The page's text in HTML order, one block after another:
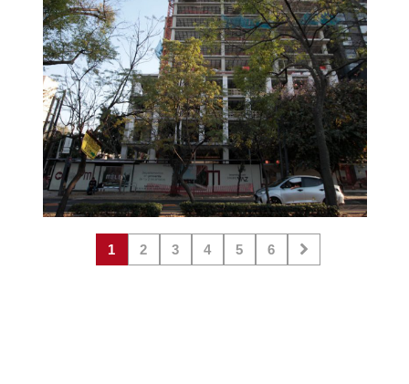
seguido ante alta demanda y poca
vivienda accesible.
1 2 3 4 5 6